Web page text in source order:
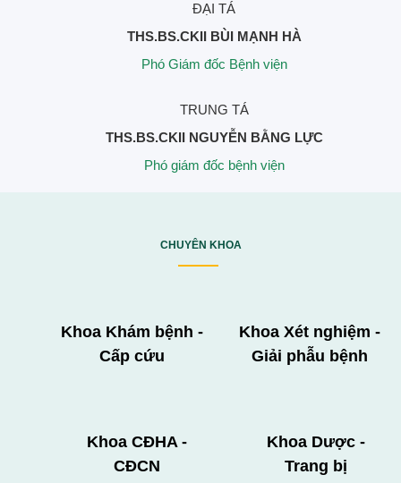
ĐẠI TÁ
THS.BS.CKII BÙI MẠNH HÀ
Phó Giám đốc Bệnh viện
TRUNG TÁ
THS.BS.CKII NGUYỄN BẰNG LỰC
Phó giám đốc bệnh viện
CHUYÊN KHOA
Khoa Khám bệnh -
Cấp cứu
Khoa Xét nghiệm -
Giải phẫu bệnh
Khoa CĐHA -
CĐCN
Khoa Dược -
Trang bị